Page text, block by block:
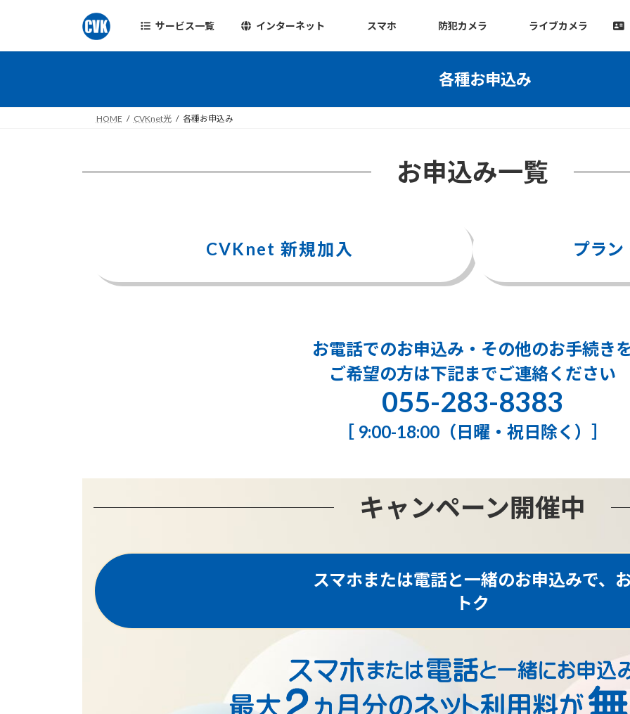
ス
ン
サービス一覧 インターネット スマホ 防犯カメラ ライブカメラ
各種お申込み
HOME CVKnet光 各種お申込み
お申込み一覧
CVKnet 新規加入 プラン
お電話でのお申込み・その他のお手続き
ご希望の方は下記までご連絡ください
055-283-8383
［ 9:00-18:00（日曜・祝日除く）］
キャンペーン開催中
スマホまたは電話と一緒のお申込みで、
トク